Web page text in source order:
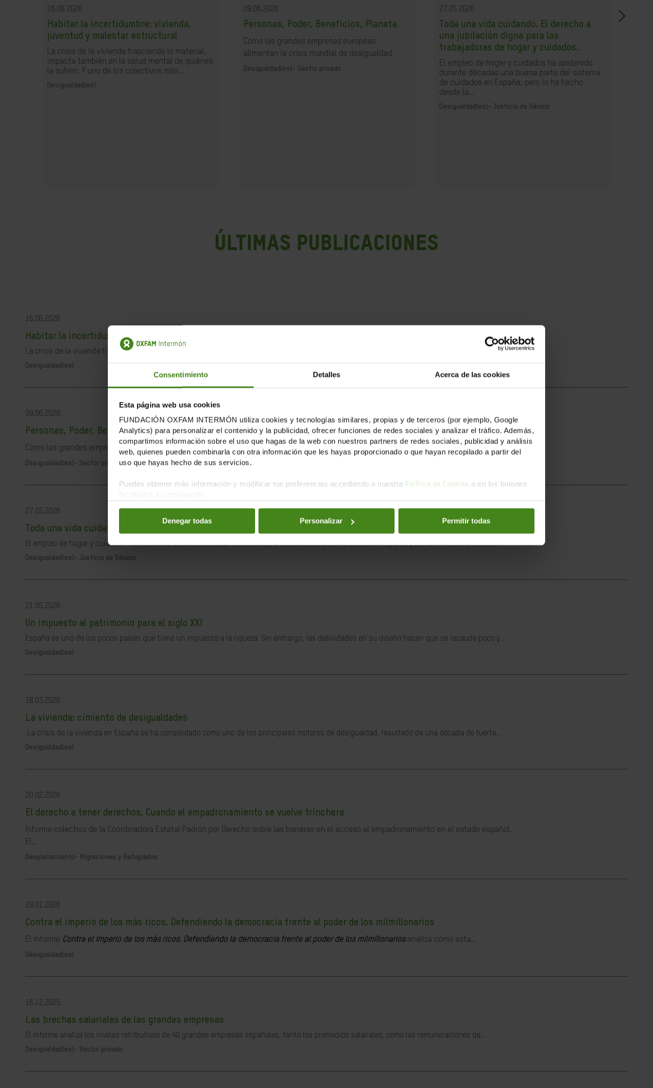
Consentimiento Detalles Acerca de las cookies
Esta página web usa cookies
FUNDACIÓN OXFAM INTERMÓN utiliza cookies y tecnologías similares, propias y de terceros (por ejemplo, Google
Analytics) para personalizar el contenido y la publicidad, ofrecer funciones de redes sociales y analizar el tráfico. Además,
compartimos información sobre el uso que hagas de la web con nuestros partners de redes sociales, publicidad y análisis
web, quienes pueden combinarla con otra información que les hayas proporcionado o que hayan recopilado a partir del
uso que hayas hecho de sus servicios.
Puedes obtener más información y modificar tus preferencias accediendo a nuestra Política de Cookies o en los botones
Denegar todas Personalizar Permitir todas
16.06.2026
Habitar la incertidumbre: vivienda,
juventud y malestar estructural
La crisis de la vivienda trasciende lo material,
impacta también en la salud mental de quiénes
la sufren. Y uno de los colectivos más...
Desigualdad(es)
09.06.2026
Personas, Poder, Beneficios, Planeta
Cómo las grandes empresas europeas
alimentan la crisis mundial de desigualdad.
Desigualdad(es)- Sector privado
27.05.2026
Toda una vida cuidando. El derecho a
una jubilación digna para las
trabajadoras de hogar y cuidados.
El empleo de hogar y cuidados ha sostenido
durante décadas una buena parte del sistema
de cuidados en España, pero lo ha hecho
desde la...
Desigualdad(es)- Justicia de Género
Últimas Publicaciones
16.06.2026
Habitar la incertidumbre: vivienda, juventud y malestar estructural
La crisis de la vivienda trasciende lo material, impacta también en la salud mental de quiénes la sufren. Y uno de los colectivos más...
Desigualdad(es)
09.06.2026
Personas, Poder, Beneficios, Planeta
Cómo las grandes empresas europeas alimentan la crisis mundial de desigualdad.
Desigualdad(es)- Sector privado
27.05.2026
Toda una vida cuidando. El derecho a una jubilación digna para las trabajadoras de hogar y cuidados.
El empleo de hogar y cuidados ha sostenido durante décadas una buena parte del sistema de cuidados en España, pero lo ha hecho desde la...
Desigualdad(es)- Justicia de Género
21.05.2026
Un impuesto al patrimonio para el siglo XXI
España es uno de los pocos países que tiene un impuesto a la riqueza. Sin embargo, las debilidades en su diseño hacen que se recaude poco y...
Desigualdad(es)
18.03.2026
La vivienda: cimiento de desigualdades
La crisis de la vivienda en España se ha consolidado como uno de los principales motores de desigualdad, resultado de una década de fuerte...
Desigualdad(es)
20.02.2026
El derecho a tener derechos. Cuando el empadronamiento se vuelve trinchera
Informe colectivo de la Coordinadora Estatal Padrón por Derecho sobre las barreras en el acceso al empadronamiento en el estado español.
El...
Desplazamiento- Migraciones y Refugiados
19.01.2026
Contra el imperio de los más ricos. Defendiendo la democracia frente al poder de los milmillonarios
El informe Contra el imperio de los más ricos. Defendiendo la democracia frente al poder de los milmillonariosanaliza cómo esta...
Desigualdad(es)
16.12.2025
Las brechas salariales de las grandes empresas
El informe analiza los niveles retributivos de 40 grandes empresas españolas, tanto los promedios salariales, como las remuneraciones de...
Desigualdad(es)- Sector privado